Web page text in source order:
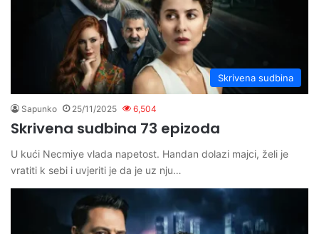
Skrivena sudbina
Sapunko 25/11/2025 6,504
Skrivena sudbina 73 epizoda
U kući Necmiye vlada napetost. Handan dolazi majci, želi je
vratiti k sebi i uvjeriti je da je uz nju…